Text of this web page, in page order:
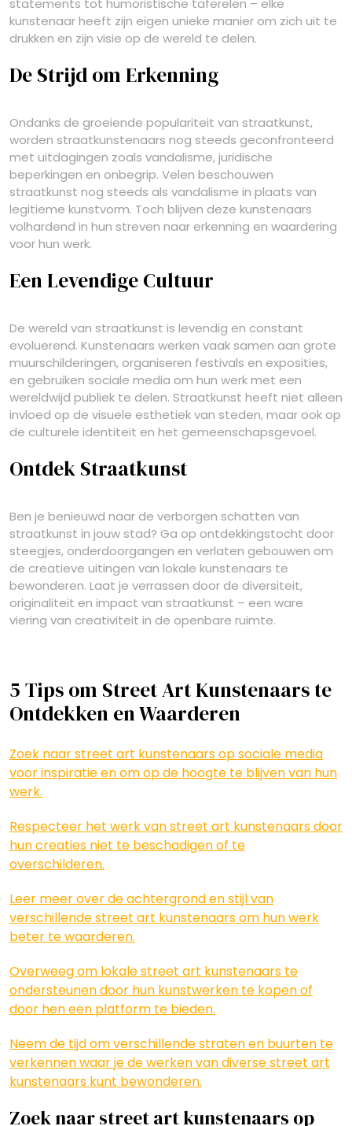
statements tot humoristische taferelen – elke
kunstenaar heeft zijn eigen unieke manier om zich uit te
drukken en zijn visie op de wereld te delen.
De Strijd om Erkenning
Ondanks de groeiende populariteit van straatkunst,
worden straatkunstenaars nog steeds geconfronteerd
met uitdagingen zoals vandalisme, juridische
beperkingen en onbegrip. Velen beschouwen
straatkunst nog steeds als vandalisme in plaats van
legitieme kunstvorm. Toch blijven deze kunstenaars
volhardend in hun streven naar erkenning en waardering
voor hun werk.
Een Levendige Cultuur
De wereld van straatkunst is levendig en constant
evoluerend. Kunstenaars werken vaak samen aan grote
muurschilderingen, organiseren festivals en exposities,
en gebruiken sociale media om hun werk met een
wereldwijd publiek te delen. Straatkunst heeft niet alleen
invloed op de visuele esthetiek van steden, maar ook op
de culturele identiteit en het gemeenschapsgevoel.
Ontdek Straatkunst
Ben je benieuwd naar de verborgen schatten van
straatkunst in jouw stad? Ga op ontdekkingstocht door
steegjes, onderdoorgangen en verlaten gebouwen om
de creatieve uitingen van lokale kunstenaars te
bewonderen. Laat je verrassen door de diversiteit,
originaliteit en impact van straatkunst – een ware
viering van creativiteit in de openbare ruimte.
5 Tips om Street Art Kunstenaars te
Ontdekken en Waarderen
Zoek naar street art kunstenaars op sociale media
voor inspiratie en om op de hoogte te blijven van hun
werk.
Respecteer het werk van street art kunstenaars door
hun creaties niet te beschadigen of te
overschilderen.
Leer meer over de achtergrond en stijl van
verschillende street art kunstenaars om hun werk
beter te waarderen.
Overweeg om lokale street art kunstenaars te
ondersteunen door hun kunstwerken te kopen of
door hen een platform te bieden.
Neem de tijd om verschillende straten en buurten te
verkennen waar je de werken van diverse street art
kunstenaars kunt bewonderen.
Zoek naar street art kunstenaars op